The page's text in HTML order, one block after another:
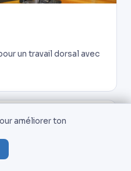
un travail dorsal avec
une tension constante
améliorer ton